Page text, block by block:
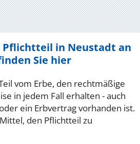
in Neustadt an
Sie hier
vom Erbe, den rechtmäßige
in jedem Fall erhalten - auch
ein Erbvertrag vorhanden ist.
den Pflichtteil zu